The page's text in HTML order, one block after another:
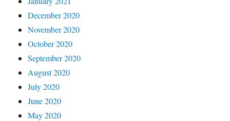
December 2020
November 2020
October 2020
September 2020
August 2020
July 2020
June 2020
May 2020